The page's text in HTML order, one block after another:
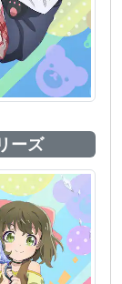
ーズ